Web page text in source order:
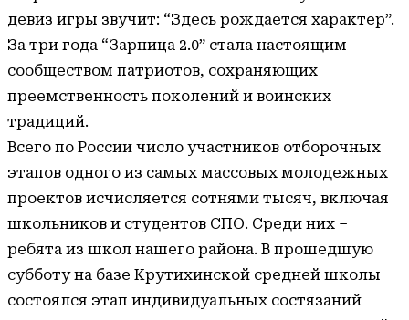
девиз игры звучит: “Здесь рождается характер”.
За три года “Зарница 2.0” стала настоящим
сообществом патриотов, сохраняющих
преемственность поколений и воинских
традиций.
Всего по России число участников отборочных
этапов одного из самых массовых молодежных
проектов исчисляется сотнями тысяч, включая
школьников и студентов СПО. Среди них –
ребята из школ нашего района. В прошедшую
субботу на базе Крутихинской средней школы
состоялся этап индивидуальных состязаний